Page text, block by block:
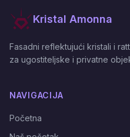
Kristal Amonna
Fasadni reflektujući kristali i
za ugostiteljske i privatne
NAVIGACIJA
Početna